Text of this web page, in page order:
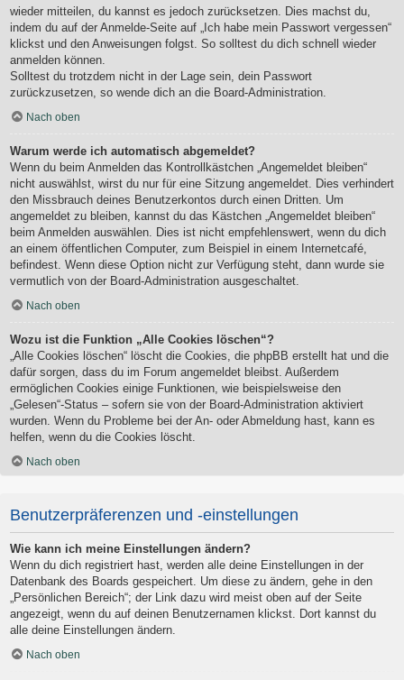
wieder mitteilen, du kannst es jedoch zurücksetzen. Dies machst du,
indem du auf der Anmelde-Seite auf „Ich habe mein Passwort vergessen“
klickst und den Anweisungen folgst. So solltest du dich schnell wieder
anmelden können.
Solltest du trotzdem nicht in der Lage sein, dein Passwort
zurückzusetzen, so wende dich an die Board-Administration.
Nach oben
Warum werde ich automatisch abgemeldet?
Wenn du beim Anmelden das Kontrollkästchen „Angemeldet bleiben“
nicht auswählst, wirst du nur für eine Sitzung angemeldet. Dies verhindert
den Missbrauch deines Benutzerkontos durch einen Dritten. Um
angemeldet zu bleiben, kannst du das Kästchen „Angemeldet bleiben“
beim Anmelden auswählen. Dies ist nicht empfehlenswert, wenn du dich
an einem öffentlichen Computer, zum Beispiel in einem Internetcafé,
befindest. Wenn diese Option nicht zur Verfügung steht, dann wurde sie
vermutlich von der Board-Administration ausgeschaltet.
Nach oben
Wozu ist die Funktion „Alle Cookies löschen“?
„Alle Cookies löschen“ löscht die Cookies, die phpBB erstellt hat und die
dafür sorgen, dass du im Forum angemeldet bleibst. Außerdem
ermöglichen Cookies einige Funktionen, wie beispielsweise den
„Gelesen“-Status – sofern sie von der Board-Administration aktiviert
wurden. Wenn du Probleme bei der An- oder Abmeldung hast, kann es
helfen, wenn du die Cookies löscht.
Nach oben
Benutzerpräferenzen und -einstellungen
Wie kann ich meine Einstellungen ändern?
Wenn du dich registriert hast, werden alle deine Einstellungen in der
Datenbank des Boards gespeichert. Um diese zu ändern, gehe in den
„Persönlichen Bereich“; der Link dazu wird meist oben auf der Seite
angezeigt, wenn du auf deinen Benutzernamen klickst. Dort kannst du
alle deine Einstellungen ändern.
Nach oben